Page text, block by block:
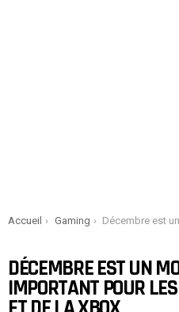
You are here:
Accueil Gaming Décembre est un mois incroyablement important pour les fans de Microsoft et de la Xbox
DÉCEMBRE EST UN
IMPORTANT POUR